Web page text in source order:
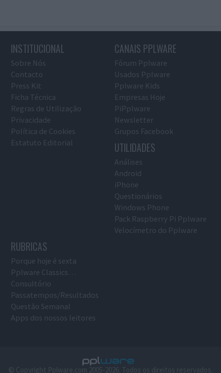
INSTITUCIONAL
Sobre Nós
Contacto
Press Kit
Ficha Técnica
Regras de Utilização
Privacidade
Política de Cookies
Estatuto Editorial
CANAIS PPLWARE
Fórum Pplware
Usados Pplware
Pplware Kids
Empresas Hoje
PiPplware
Newsletter
Grupos Facebook
UTILIDADES
Análises
Android
iPhone
Questionários
Windows Phone
Pack Raspberry Pi Pplware
Velocímetro do Pplware
RUBRICAS
Porque hoje é sexta
Pplware Classics…
Consultório
Passatempos/Resultados
Questão Semanal
Apps dos nossos leitores
© Copyright Pplware.com 2005-2026. Todos os direitos reservados.